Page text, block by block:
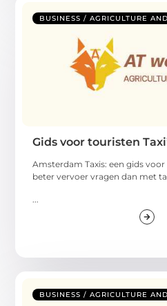
BUSINESS / AGRICULTURE
Gids voor touristen
Amsterdam Taxis: een gids
beter vervoer vragen dan met
BUSINESS / AGRICULTURE